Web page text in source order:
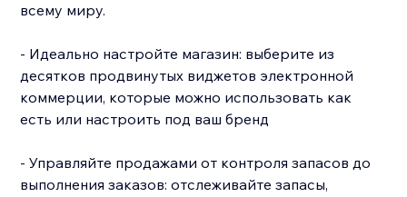
всему миру.
- Идеально настройте магазин: выберите из
десятков продвинутых виджетов электронной
коммерции, которые можно использовать как
есть или настроить под ваш бренд
- Управляйте продажами от контроля запасов до
выполнения заказов: отслеживайте запасы,